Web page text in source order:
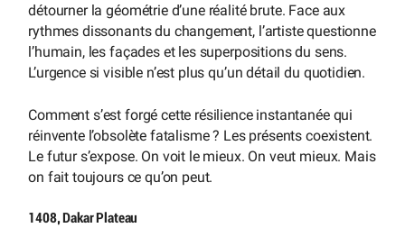
détourner la géométrie d’une réalité brute. Face aux
rythmes dissonants du changement, l’artiste questionne
l’humain, les façades et les superpositions du sens.
L’urgence si visible n’est plus qu’un détail du quotidien.
Comment s’est forgé cette résilience instantanée qui
réinvente l’obsolète fatalisme ? Les présents coexistent.
Le futur s’expose. On voit le mieux. On veut mieux. Mais
on fait toujours ce qu’on peut.
1408, Dakar Plateau